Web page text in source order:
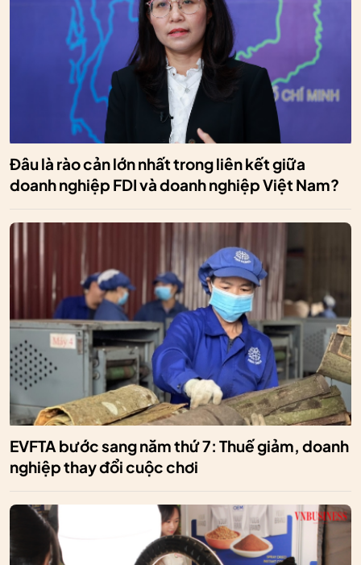
Đâu là rào cản lớn nhất trong liên kết giữa
doanh nghiệp FDI và doanh nghiệp Việt Nam?
EVFTA bước sang năm thứ 7: Thuế giảm, doanh
nghiệp thay đổi cuộc chơi